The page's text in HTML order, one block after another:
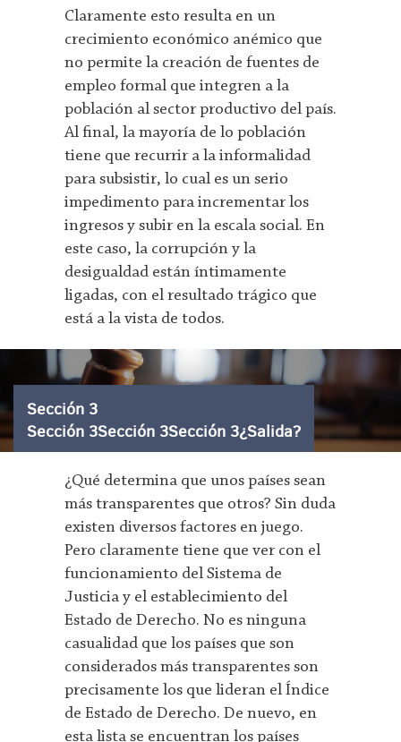
Claramente esto resulta en un
crecimiento económico anémico que
no permite la creación de fuentes de
empleo formal que integren a la
población al sector productivo del país.
Al final, la mayoría de lo población
tiene que recurrir a la informalidad
para subsistir, lo cual es un serio
impedimento para incrementar los
ingresos y subir en la escala social. En
este caso, la corrupción y la
desigualdad están íntimamente
ligadas, con el resultado trágico que
está a la vista de todos.
Sección 3
Sección 3Sección 3Sección 3¿Salida?
¿Qué determina que unos países sean
más transparentes que otros? Sin duda
existen diversos factores en juego.
Pero claramente tiene que ver con el
funcionamiento del Sistema de
Justicia y el establecimiento del
Estado de Derecho. No es ninguna
casualidad que los países que son
considerados más transparentes son
precisamente los que lideran el Índice
de Estado de Derecho. De nuevo, en
esta lista se encuentran los países